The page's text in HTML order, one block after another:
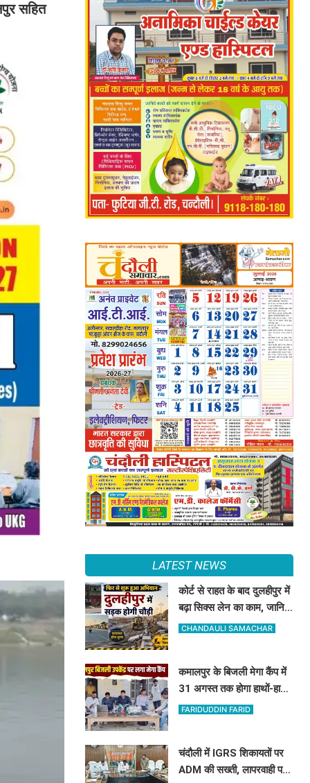
सहित
LATEST NEWS
कोर्ट से राहत के बाद दुलहीपुर में
बढ़ा सिक्स लेन का काम, जानिए
किसे मिलेगा मुआवजा और कहां
CHANDAULI SAMACHAR
कमालपुर के बिजली मेगा कैंप में
31 अगस्त तक होगा हाथों-हाथ
समाधान: 15 उपभोक्ताओं के
FARIDUDDIN FARID
चंदौली में IGRS शिकायतों पर
ADM की सख्ती, लापरवाही पर